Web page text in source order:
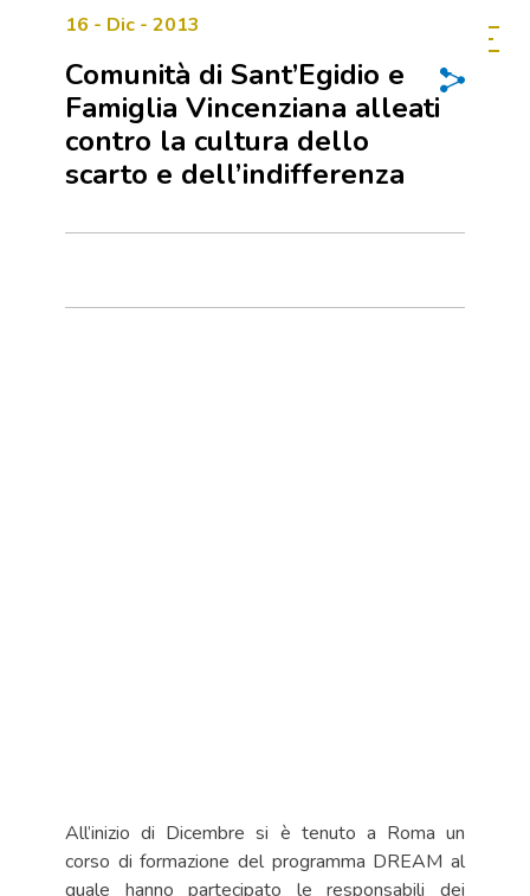
16 - Dic - 2013
Comunità di Sant’Egidio e
Famiglia Vincenziana alleati
contro la cultura dello
scarto e dell’indifferenza
All’inizio di Dicembre si è tenuto a Roma un
corso di formazione del programma DREAM al
quale hanno partecipato le responsabili dei